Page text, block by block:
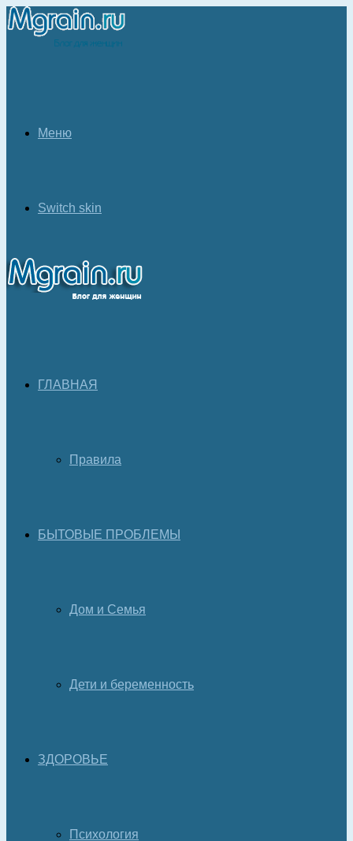
Меню
Switch skin
ГЛАВНАЯ
Правила
БЫТОВЫЕ ПРОБЛЕМЫ
Дом и Семья
Дети и беременность
ЗДОРОВЬЕ
Психология